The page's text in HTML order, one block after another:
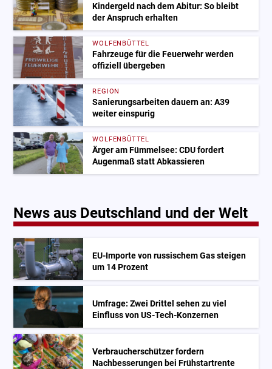
Kindergeld nach dem Abitur: So bleibt
der Anspruch erhalten
WOLFENBÜTTEL
Fahrzeuge für die Feuerwehr werden
offiziell übergeben
REGION
Sanierungsarbeiten dauern an: A39
weiter einspurig
WOLFENBÜTTEL
Ärger am Fümmelsee: CDU fordert
Augenmaß statt Abkassieren
News aus Deutschland und der Welt
EU-Importe von russischem Gas steigen
um 14 Prozent
Umfrage: Zwei Drittel sehen zu viel
Einfluss von US-Tech-Konzernen
Verbraucherschützer fordern
Nachbesserungen bei Frühstartrente